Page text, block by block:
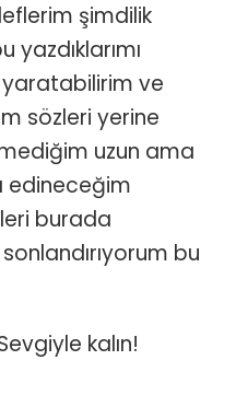
şimdilik
yazdıklarımı
yaratabilirim ve
sözleri yerine
uzun ama
edineceğim
burada
bu
kalın!